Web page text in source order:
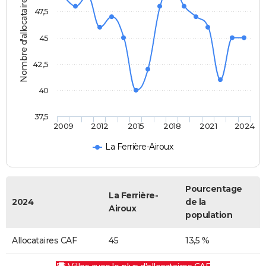
Nombre d'allocataires
La Ferrière-Airoux
2009 2012 2015 2018 2021 2024
37,5
40
42,5
45
47,5
2024
La Ferrière-
Airoux
Pourcentage
de la
population
Allocataires CAF 45 13,5 %